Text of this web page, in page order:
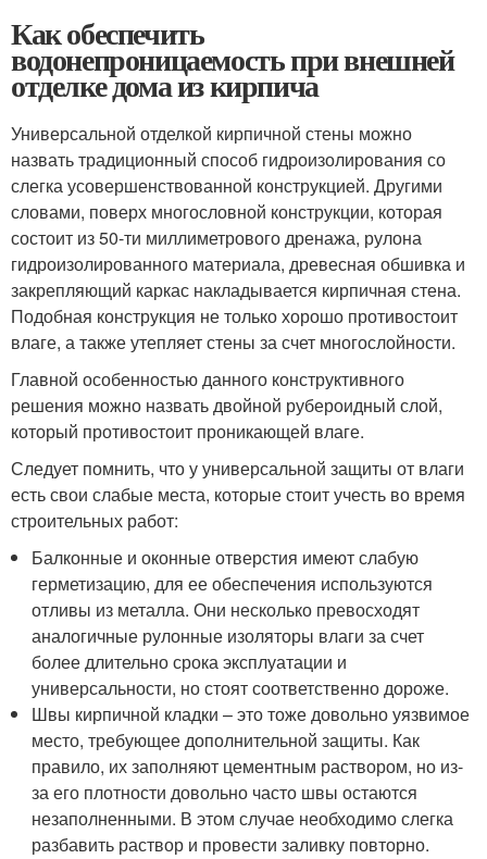
Как обеспечить
водонепроницаемость при внешней
отделке дома из кирпича
Универсальной отделкой кирпичной стены можно
назвать традиционный способ гидроизолирования со
слегка усовершенствованной конструкцией. Другими
словами, поверх многословной конструкции, которая
состоит из 50-ти миллиметрового дренажа, рулона
гидроизолированного материала, древесная обшивка и
закрепляющий каркас накладывается кирпичная стена.
Подобная конструкция не только хорошо противостоит
влаге, а также утепляет стены за счет многослойности.
Главной особенностью данного конструктивного
решения можно назвать двойной рубероидный слой,
который противостоит проникающей влаге.
Следует помнить, что у универсальной защиты от влаги
есть свои слабые места, которые стоит учесть во время
строительных работ:
Балконные и оконные отверстия имеют слабую
герметизацию, для ее обеспечения используются
отливы из металла. Они несколько превосходят
аналогичные рулонные изоляторы влаги за счет
более длительно срока эксплуатации и
универсальности, но стоят соответственно дороже.
Швы кирпичной кладки – это тоже довольно уязвимое
место, требующее дополнительной защиты. Как
правило, их заполняют цементным раствором, но из-
за его плотности довольно часто швы остаются
незаполненными. В этом случае необходимо слегка
разбавить раствор и провести заливку повторно.